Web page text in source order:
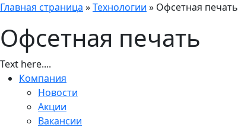
Главная страница »Технологии » Офсетная печать
Офсетная печать
Text here....
Компания
Новости
Акции
Вакансии